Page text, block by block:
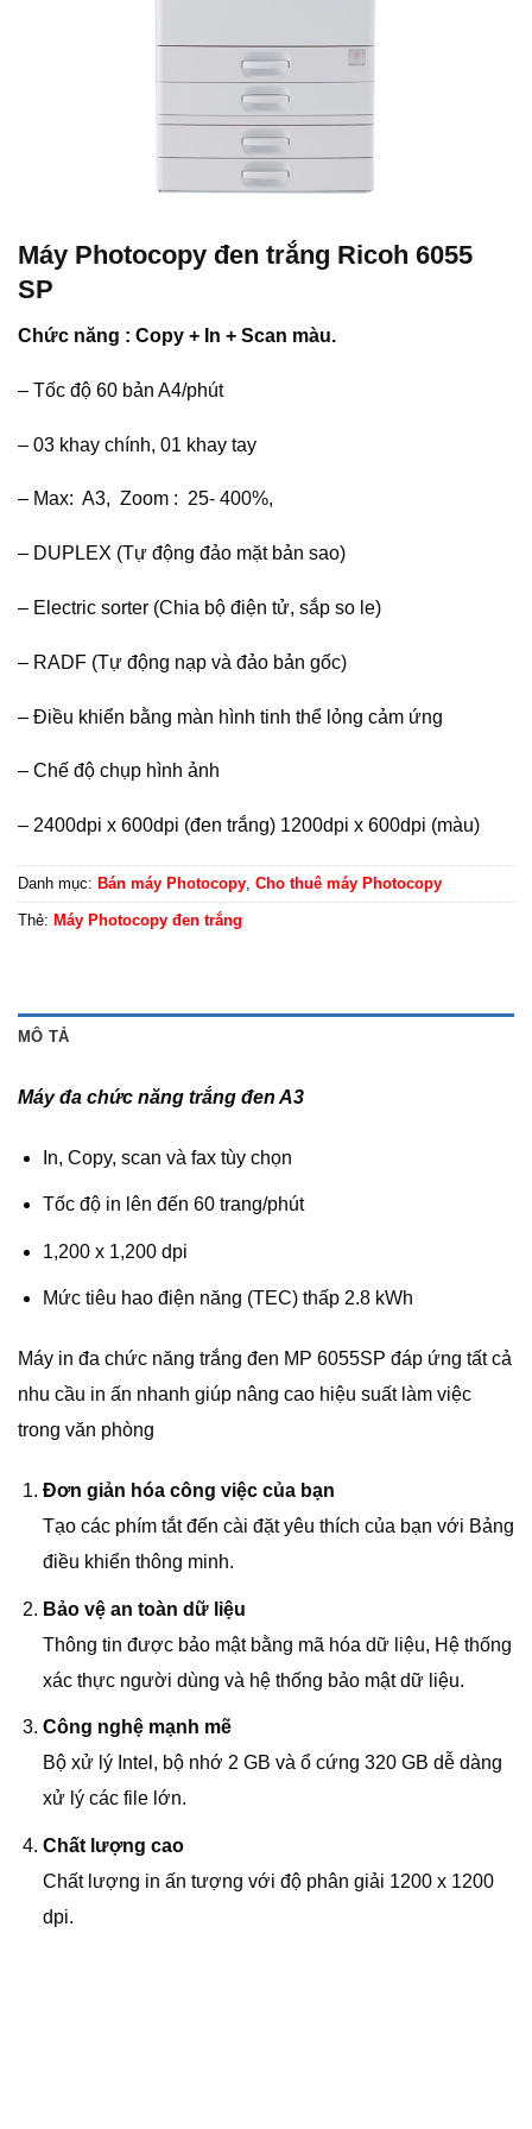
Máy Photocopy đen trắng Ricoh 6055
SP
Chức năng : Copy + In + Scan màu.
– Tốc độ 60 bản A4/phút
– 03 khay chính, 01 khay tay
– Max: A3, Zoom : 25- 400%,
– DUPLEX (Tự động đảo mặt bản sao)
– Electric sorter (Chia bộ điện tử, sắp so le)
– RADF (Tự động nạp và đảo bản gốc)
– Điều khiển bằng màn hình tinh thể lỏng cảm ứng
– Chế độ chụp hình ảnh
– 2400dpi x 600dpi (đen trắng) 1200dpi x 600dpi (màu)
Danh mục: Bán máy Photocopy Cho thuê máy Photocopy
Thẻ: Máy Photocopy đen trắng
MÔ TẢ
Máy đa chức năng trắng đen A3
In, Copy, scan và fax tùy chọn
Tốc độ in lên đến 60 trang/phút
1,200 x 1,200 dpi
Mức tiêu hao điện năng (TEC) thấp 2.8 kWh
Máy in đa chức năng trắng đen MP 6055SP đáp ứng tất cả
nhu cầu in ấn nhanh giúp nâng cao hiệu suất làm việc
trong văn phòng
Đơn giản hóa công việc của bạn
Tạo các phím tắt đến cài đặt yêu thích của bạn với Bảng
điều khiển thông minh.
Bảo vệ an toàn dữ liệu
Thông tin được bảo mật bằng mã hóa dữ liệu, Hệ thống
xác thực người dùng và hệ thống bảo mật dữ liệu.
Công nghệ mạnh mẽ
Bộ xử lý Intel, bộ nhớ 2 GB và ổ cứng 320 GB dễ dàng
xử lý các file lớn.
Chất lượng cao
Chất lượng in ấn tượng với độ phân giải 1200 x 1200
dpi.